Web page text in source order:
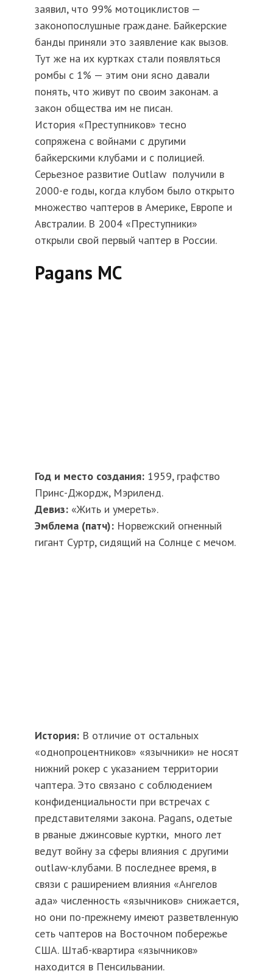
заявил, что 99% мотоциклистов —
законопослушные граждане. Байкерские
банды приняли это заявление как вызов.
Тут же на их куртках стали появляться
ромбы с 1% — этим они ясно давали
понять, что живут по своим законам. а
закон общества им не писан.
История «Преступников» тесно
сопряжена с войнами с другими
байкерскими клубами и с полицией.
Серьезное развитие Outlaw получили в
2000-е годы, когда клубом было открыто
множество чаптеров в Америке, Европе и
Австралии. В 2004 «Преступники»
открыли свой первый чаптер в России.
Pagans MC
Год и место создания: 1959, графство
Принс-Джордж, Мэриленд.
Девиз: «Жить и умереть».
Эмблема (патч): Норвежский огненный
гигант Суртр, сидящий на Солнце с мечом.
История: В отличие от остальных
«однопроцентников» «язычники» не носят
нижний рокер с указанием территории
чаптера. Это связано с соблюдением
конфиденциальности при встречах с
представителями закона. Pagans, одетые
в рваные джинсовые куртки, много лет
ведут войну за сферы влияния с другими
outlaw-клубами. В последнее время, в
связи с раширением влияния «Ангелов
ада» численность «язычников» снижается,
но они по-прежнему имеют разветвленную
сеть чаптеров на Восточном побережье
США. Штаб-квартира «язычников»
находится в Пенсильвании.